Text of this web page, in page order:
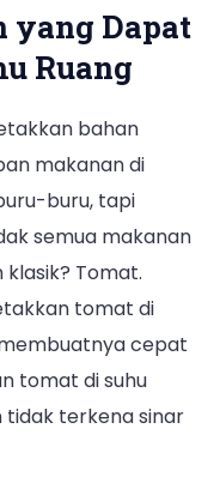
yang Dapat
Ruang
bahan
makanan di
buru, tapi
semua makanan
klasik? Tomat.
tomat di
cepat
tomat di suhu
tidak terkena sinar